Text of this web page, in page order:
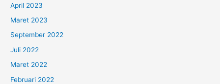
April 2023
Maret 2023
September 2022
Juli 2022
Maret 2022
Februari 2022